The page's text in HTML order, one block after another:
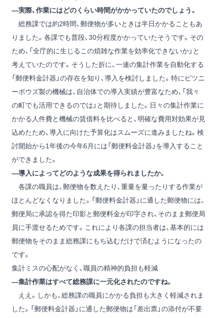
―実際、作業にはどのくらい時間がかかっていたのでしょう。
総務課では約2時間、郵便物が多いときは半日かかることもあ
りました。各課でも普段、30分程度かかっていたそうです。その
ため、「全庁的に生じるこの煩雑な作業を効率化できないか」と
考えていたのです。そうした折に、一連の集計作業を自動化する
「郵便料金計器」の存在を知り、導入を検討しました。特にピツニ
ーボウズ製の機械は、自治体での導入実績が豊富なため、「我々
の町でも活用できるのでは」と期待しました。日々の集計作業に
かかる人件費と機械の賃借料を比べると、明確な費用対効果が見
込めたため、導入に向けた予算化はスムーズに進みましたね。検
討開始から1年後の今年6月には「郵便料金計器」を導入すること
ができました。
―導入によってどのような成果を得られましたか。
各課の職員は、郵便物を数えたり、重量を量ったりする作業が
ほとんどなくなりました。「郵便料金計器」に通した郵便物には、
郵便局に承認を得た印影と郵便料金が印字され、そのまま郵便局
員に手渡せるためです。これにより各課の担当者は、基本的には
郵便物をそのまま総務課にもち込むだけで済むようになったの
です。
集計ミスの心配がなく、職員の精神的負担も軽減
―集計作業はすべて総務課に一元化されたのですね。
ええ。しかも、総務課の職員にかかる負担も大きく軽減されま
した。「郵便料金計器」に通した郵便物は「差出票」の添付が不要